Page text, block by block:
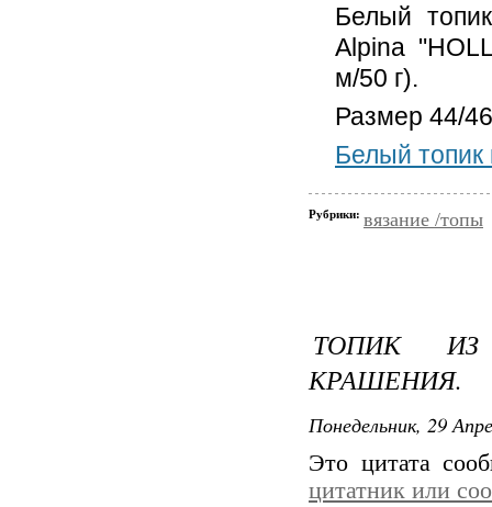
Белый
Alpina
м/50 г).
Размер 44/
Белый
Рубрики: вязание /топы
ТОПИК
КРАШЕНИЯ.
Понедельник, 29
Это цитата
цитатник или